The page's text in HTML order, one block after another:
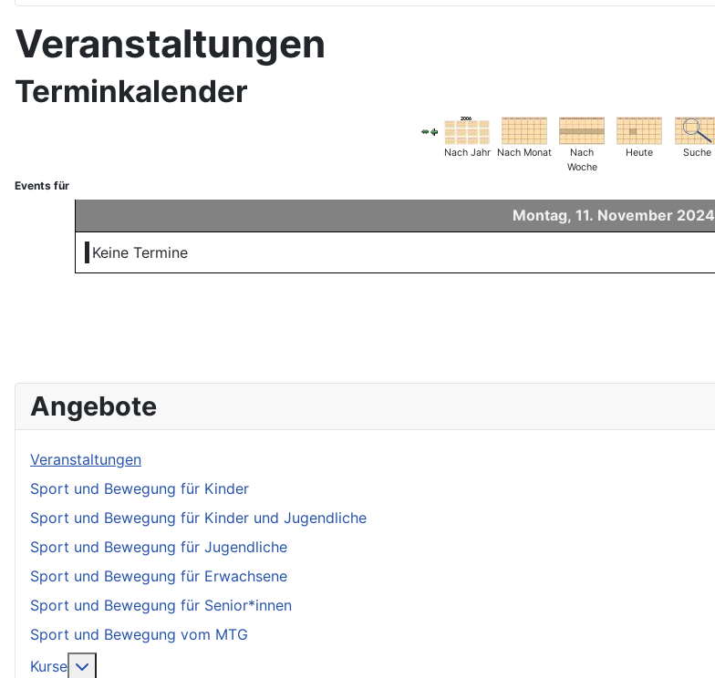
Veranstaltungen
Terminkalender
Nach Jahr Nach Monat
Nach
Woche
Heute Suche
Events für
Montag, 11. November 2024
Keine Termine
Angebote
Veranstaltungen
Sport und Bewegung für Kinder
Sport und Bewegung für Kinder und Jugendliche
Sport und Bewegung für Jugendliche
Sport und Bewegung für Erwachsene
Sport und Bewegung für Senior*innen
Sport und Bewegung vom MTG
Kurse